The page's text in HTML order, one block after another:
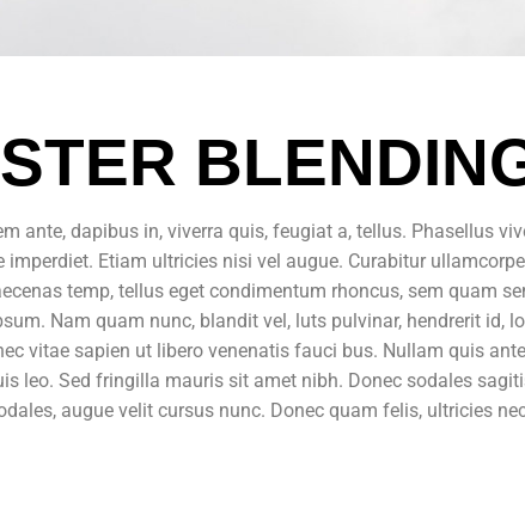
ante, dapibus in, viverra quis, feugiat a, tellus. Phasellus
imperdiet. Etiam ultricies nisi vel augue. Curabitur
temp, tellus eget condimentum rhoncus, sem quam
Nam quam nunc, blandit vel, luts pulvinar, hendrerit id,
vitae sapien ut libero venenatis fauci bus. Nullam quis
leo. Sed fringilla mauris sit amet nibh. Donec sodales
augue velit cursus nunc. Donec quam felis, ultricies